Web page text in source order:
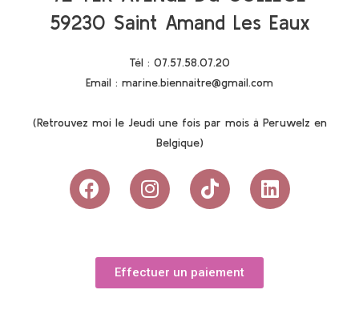
59230 Saint Amand Les Eaux
Tél : 07.57.58.07.20
Email : marine.biennaitre@gmail.com
(Retrouvez moi le Jeudi une fois par mois à Peruwelz en
Belgique)
Effectuer un paiement